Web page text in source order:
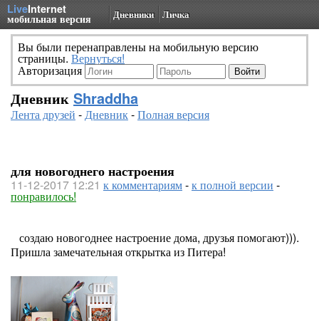
LiveInternet
мобильная версия Дневники Личка
Вы были перенаправлены на мобильную версию
страницы. Вернуться!
Авторизация
Дневник Shraddha
Лента друзей -Дневник-Полная версия
для новогоднего настроения
11-12-2017 12:21 к комментариям-к полной версии -
понравилось!
создаю новогоднее настроение дома, друзья помогают))).
Пришла замечательная открытка из Питера!